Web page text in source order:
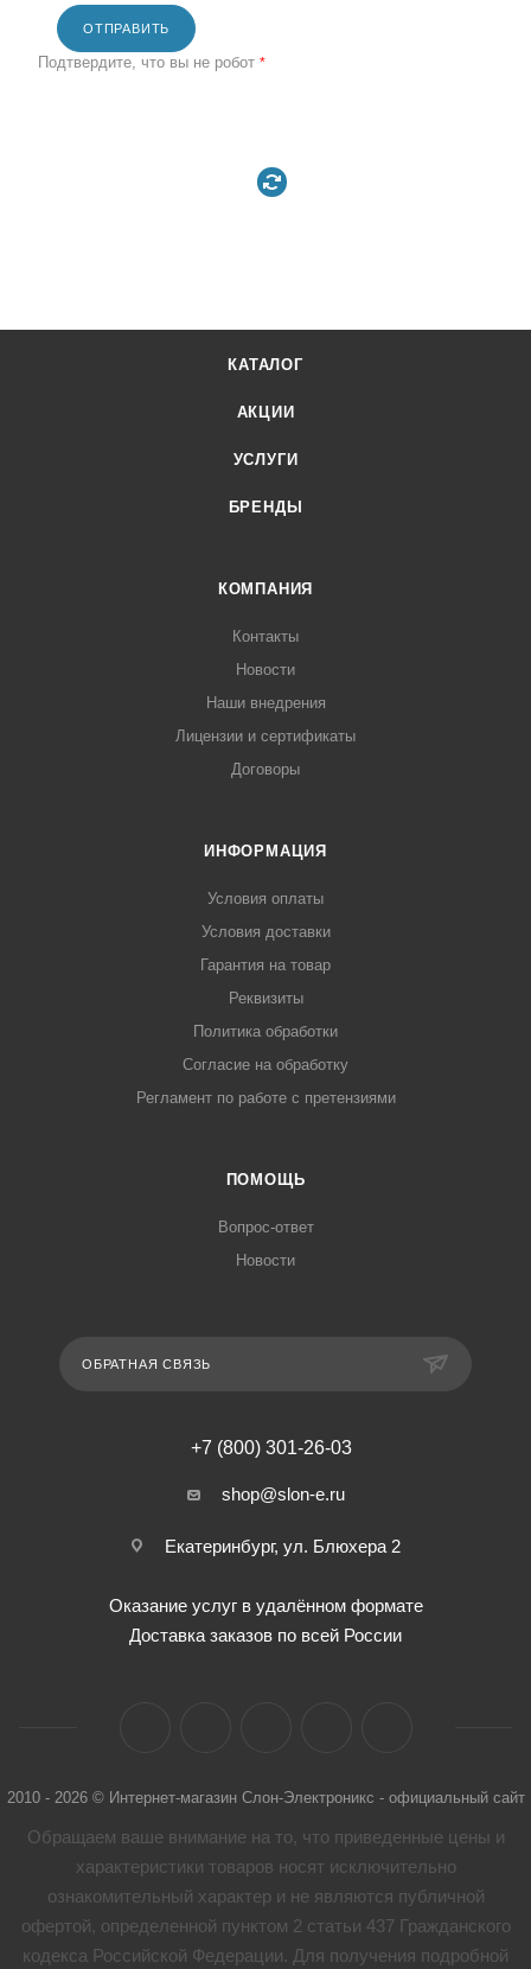
ОТПРАВИТЬ
Подтвердите, что вы не робот *
КАТАЛОГ
АКЦИИ
УСЛУГИ
БРЕНДЫ
КОМПАНИЯ
Контакты
Новости
Наши внедрения
Лицензии и сертификаты
Договоры
ИНФОРМАЦИЯ
Условия оплаты
Условия доставки
Гарантия на товар
Реквизиты
Политика обработки
Согласие на обработку
Регламент по работе с претензиями
ПОМОЩЬ
Вопрос-ответ
Новости
ОБРАТНАЯ СВЯЗЬ
+7 (800) 301-26-03
shop@slon-e.ru
Екатеринбург, ул. Блюхера 2
Оказание услуг в удалённом формате
Доставка заказов по всей России
2010 - 2026 © Интернет-магазин Слон-Электроникс - официальный сайт
Обращаем ваше внимание на то, что приведенные цены и
характеристики товaров носят исключительно
ознакомительный характер и не являются публичной
офертой, определенной пунктом 2 статьи 437 Гражданского
кодекса Российской Федерации. Для получения подробной